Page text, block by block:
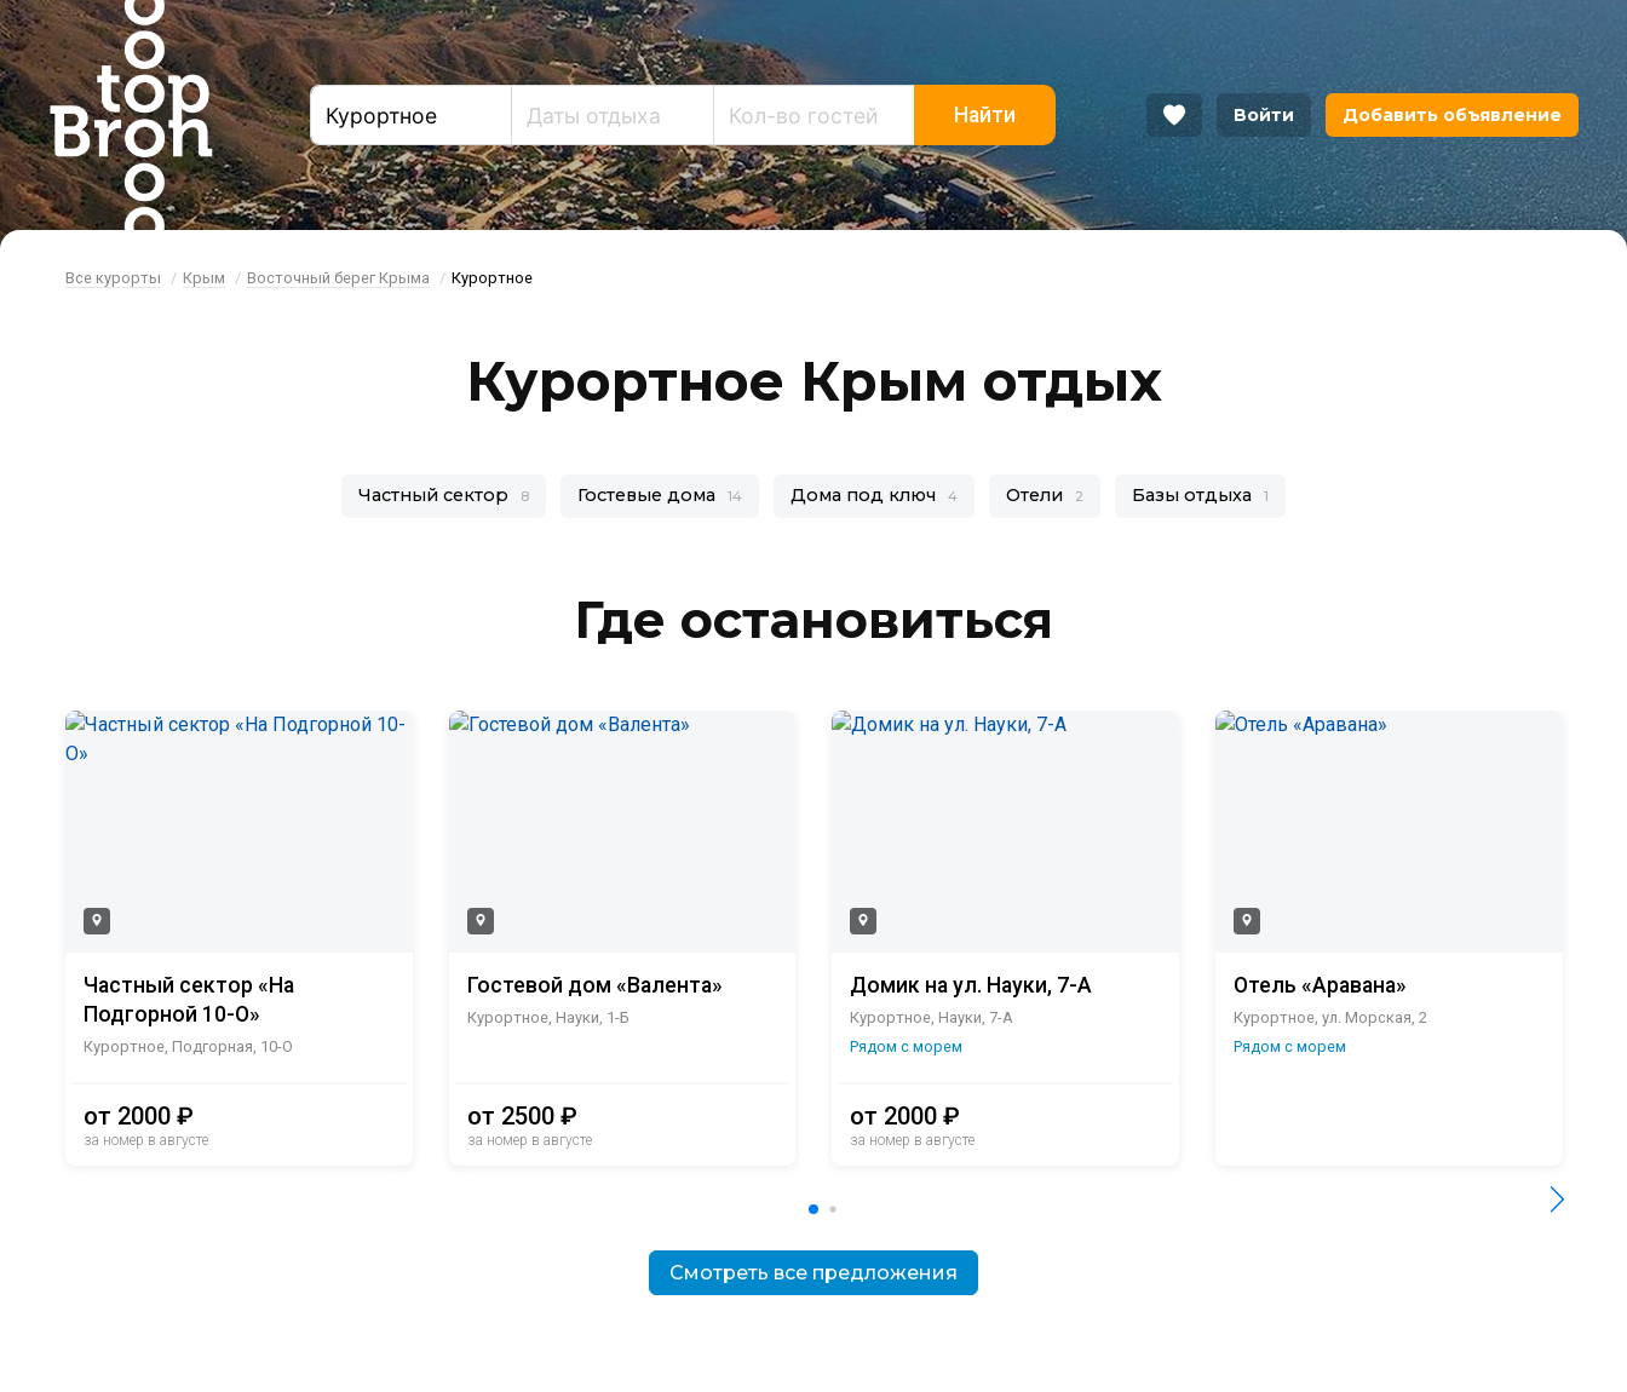
Найти Войти Добавить объявление
Все курорты Крым Восточный берег Крыма Курортное
Курортное Крым отдых
Частный сектор 8 Гостевые дома 14 Дома под ключ 4 Отели 2 Базы отдыха 1
Где остановиться
Частный сектор «На
Подгорной 10-О»
Курортное, Подгорная, 10-О
от 2000 ₽
за номер в августе
Гостевой дом «Валента»
Курортное, Науки, 1-Б
от 2500 ₽
за номер в августе
Домик на ул. Науки, 7-А
Курортное, Науки, 7-А
Рядом с морем
от 2000 ₽
за номер в августе
Отель «Аравана»
Курортное, ул. Морская, 2
Рядом с морем
Смотреть все предложения